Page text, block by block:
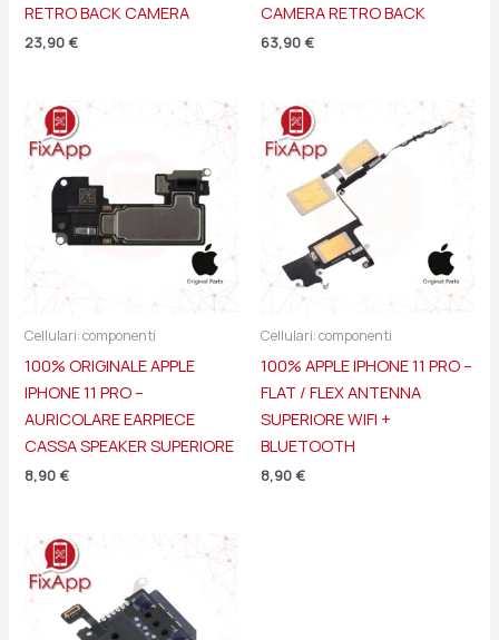
RETRO BACK CAMERA
23,90 €
CAMERA RETRO BACK
63,90 €
Cellulari: componenti
100% ORIGINALE APPLE
IPHONE 11 PRO –
AURICOLARE EARPIECE
CASSA SPEAKER SUPERIORE
8,90 €
Cellulari: componenti
100% APPLE IPHONE 11 PRO –
FLAT / FLEX ANTENNA
SUPERIORE WIFI +
BLUETOOTH
8,90 €